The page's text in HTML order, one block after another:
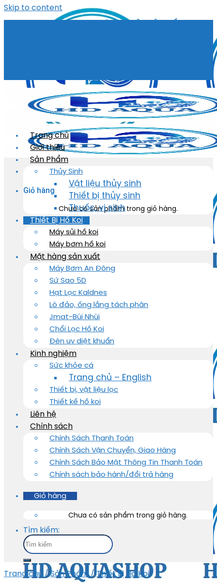
Skip to content
Giỏ hàng
Chưa có sản phẩm trong giỏ hàng.
Trang chủ
Giới thiệu
Sản Phẩm
Thủy Sinh
Vật liệu thủy sinh
Thiết bị thủy sinh
Thuốc, vi sinh
Thiết Bị Hồ Koi
Máy sủi hồ koi
Máy bơm hồ koi
Mặt hàng sản xuất
Máy Bơm An Đông
Sứ Sao 5D
Hạt Lọc Kaldnes
Lò đảo, ống lắng tách phân
Jmat-Bùi Nhùi
Chổi Lọc Hồ Koi
Đèn uv diệt khuẩn
Kinh nghiệm
Sức khỏe cá
Trang chủ – English
Thiết bị, vật liệu lọc
Thiết kế hồ koi
Liên hệ
Chính sách
Chính Sách Thanh Toán
Chính Sách Vận Chuyển, Giao Hàng
Chính Sách Bảo Mật Thông Tin Thanh Toán
Chính sách bảo hành/đổi trả hàng
Giỏ hàng
Chưa có sản phẩm trong giỏ hàng.
Tìm kiếm:
Trang chủ / Sản Phẩm / Thiết Bị Hồ Koi